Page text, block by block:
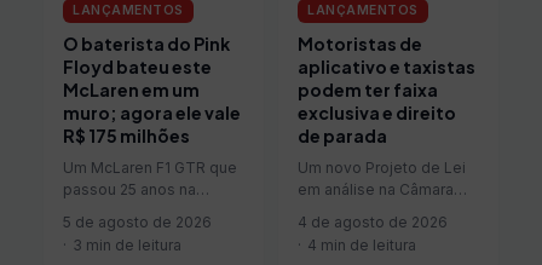
LANÇAMENTOS
O baterista do Pink
Floyd bateu este
McLaren em um
muro; agora ele vale
R$ 175 milhões
Um McLaren F1 GTR que
passou 25 anos na
baterista do Pink Floyd,
vai…
5 de agosto de 2026
3 min de leitura
LANÇAMENTOS
Motoristas de
aplicativo e taxistas
podem ter faixa
exclusiva e direito
de parada
Um novo Projeto de Lei
em análise na Câmara
mudar a dinâmica de
trabalho de…
4 de agosto de 2026
4 min de leitura